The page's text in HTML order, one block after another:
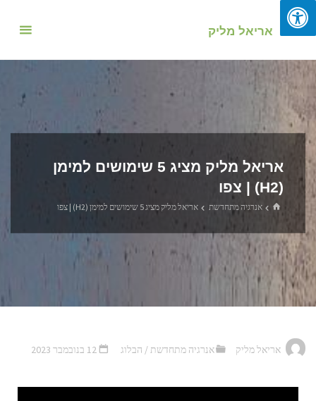
אריאל מליק
אריאל מליק מציג 5 שימושים למימן
(H2) | צפו
אנרגיה מתחדשת אריאל מליק מציג 5 שימושים למימן (H2) | צפו
אריאל מליק אנרגיה מתחדשת/ הבלוג 12 בנובמבר 2023